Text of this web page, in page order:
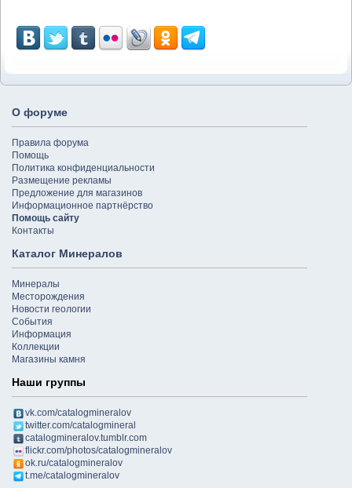
О форуме
Правила форума
Помощь
Политика конфиденциальности
Размещение рекламы
Предложение для магазинов
Информационное партнёрство
Помощь сайту
Контакты
Каталог Минералов
Минералы
Месторождения
Новости геологии
События
Информация
Коллекции
Магазины камня
Наши группы
vk.com/catalogmineralov
twitter.com/catalogmineral
catalogmineralov.tumblr.com
flickr.com/photos/catalogmineralov
ok.ru/catalogmineralov
t.me/catalogmineralov